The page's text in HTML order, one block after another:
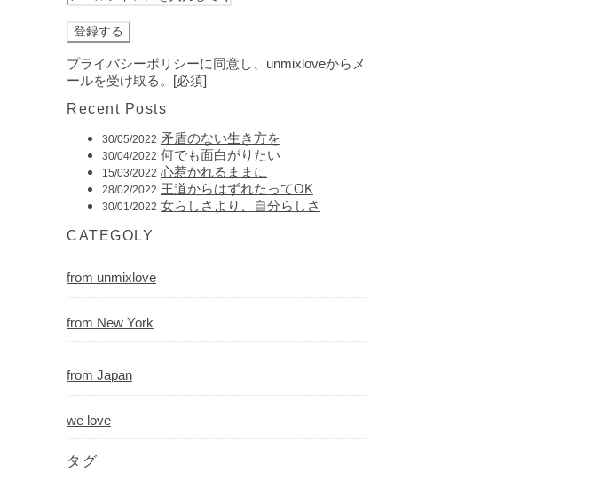
プライバシーポリシーに同意し、unmixloveからメ
ールを受け取る。[必須]
Recent Posts
30/05/2022 矛盾のない生き方を
30/04/2022 何でも面白がりたい
15/03/2022 心惹かれるままに
28/02/2022 王道からはずれたってOK
30/01/2022 女らしさより、自分らしさ
CATEGOLY
from unmixlove
from New York
from Japan
we love
タグ